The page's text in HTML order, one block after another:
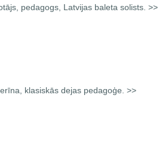
pedagogs, Latvijas baleta solists. >>
klasiskās dejas pedagoģe. >>